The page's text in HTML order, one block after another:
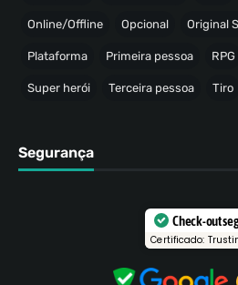
Online/Offline Opcional Original
Plataforma Primeira pessoa RPG
Super herói Terceira pessoa Tiro
Segurança
Check-out
Certificado: